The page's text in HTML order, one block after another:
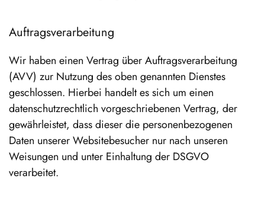
Auftragsverarbeitung
Wir haben einen Vertrag über Auftragsverarbeitung
(AVV) zur Nutzung des oben genannten Dienstes
geschlossen. Hierbei handelt es sich um einen
datenschutzrechtlich vorgeschriebenen Vertrag, der
gewährleistet, dass dieser die personenbezogenen
Daten unserer Websitebesucher nur nach unseren
Weisungen und unter Einhaltung der DSGVO
verarbeitet.